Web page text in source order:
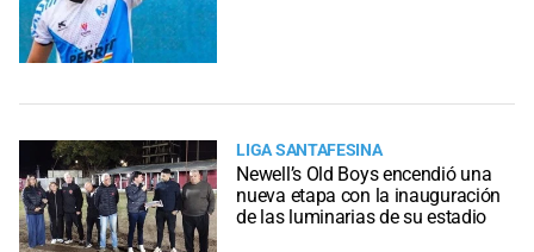
LIGA SANTAFESINA
Newell’s Old Boys encendió una
nueva etapa con la inauguración
de las luminarias de su estadio